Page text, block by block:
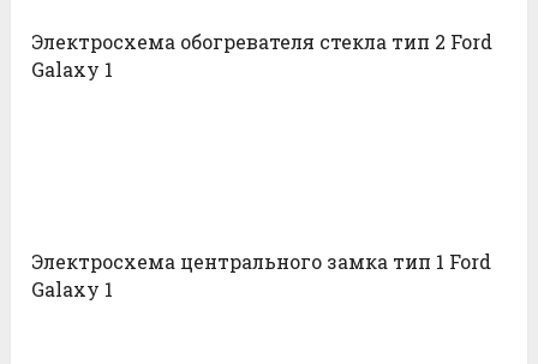
Электросхема обогревателя стекла тип 2 Ford
Galaxy 1
Электросхема центрального замка тип 1 Ford
Galaxy 1